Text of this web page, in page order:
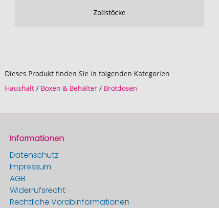
Zollstöcke
Dieses Produkt finden Sie in folgenden Kategorien
Haushalt / Boxen & Behälter / Brotdosen
Informationen
Datenschutz
Impressum
AGB
Widerrufsrecht
Rechtliche Vorabinformationen